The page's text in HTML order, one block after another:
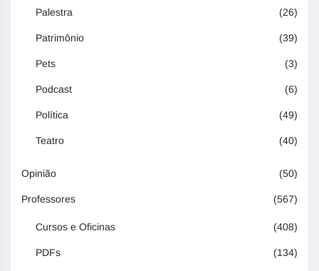
Palestra (26)
Patrimônio (39)
Pets (3)
Podcast (6)
Política (49)
Teatro (40)
Opinião (50)
Professores (567)
Cursos e Oficinas (408)
PDFs (134)